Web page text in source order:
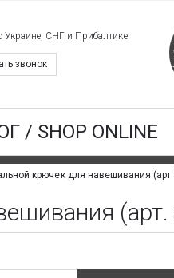
Украине, СНГ и Прибалтике
звонок
/ SHOP ONLINE
крючек для навешивания